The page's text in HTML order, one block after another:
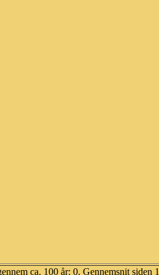
ca. 100 år: 0. Gennemsnit siden